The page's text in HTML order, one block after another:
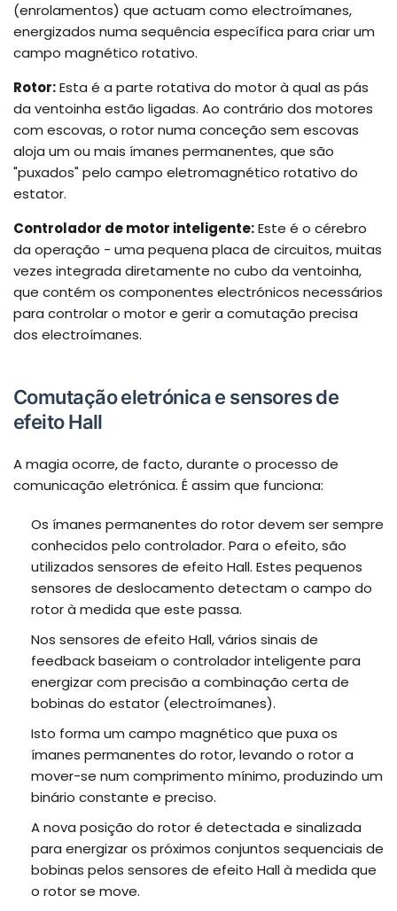
(enrolamentos) que actuam como electroímanes,
energizados numa sequência específica para criar um
campo magnético rotativo.
Rotor:Esta é a parte rotativa do motor à qual as pás
da ventoinha estão ligadas. Ao contrário dos motores
com escovas, o rotor numa conceção sem escovas
aloja um ou mais ímanes permanentes, que são
"puxados" pelo campo eletromagnético rotativo do
estator.
Controlador de motor inteligente:Este é o cérebro
da operação - uma pequena placa de circuitos, muitas
vezes integrada diretamente no cubo da ventoinha,
que contém os componentes electrónicos necessários
para controlar o motor e gerir a comutação precisa
dos electroímanes.
Comutação eletrónica e sensores de
efeito Hall
A magia ocorre, de facto, durante o processo de
comunicação eletrónica. É assim que funciona:
Os ímanes permanentes do rotor devem ser sempre
conhecidos pelo controlador. Para o efeito, são
utilizados sensores de efeito Hall. Estes pequenos
sensores de deslocamento detectam o campo do
rotor à medida que este passa.
Nos sensores de efeito Hall, vários sinais de
feedback baseiam o controlador inteligente para
energizar com precisão a combinação certa de
bobinas do estator (electroímanes).
Isto forma um campo magnético que puxa os
ímanes permanentes do rotor, levando o rotor a
mover-se num comprimento mínimo, produzindo um
binário constante e preciso.
A nova posição do rotor é detectada e sinalizada
para energizar os próximos conjuntos sequenciais de
bobinas pelos sensores de efeito Hall à medida que
o rotor se move.